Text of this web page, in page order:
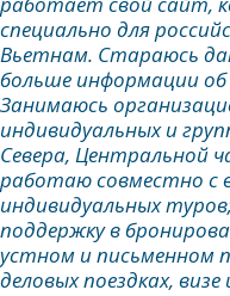
специально для
Вьетнам. Стараюсь
больше информации
Занимаюсь
индивидуальных и
Севера, Центральной
работаю совместно с
индивидуальных
поддержку в
устном и письменном
деловых поездках, визе